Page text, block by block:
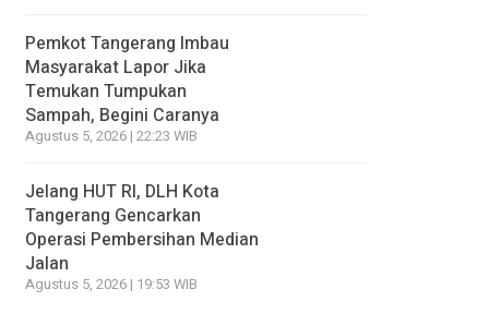
Pemkot Tangerang Imbau
Masyarakat Lapor Jika
Temukan Tumpukan
Sampah, Begini Caranya
Agustus 5, 2026 | 22:23 WIB
Jelang HUT RI, DLH Kota
Tangerang Gencarkan
Operasi Pembersihan Median
Jalan
Agustus 5, 2026 | 19:53 WIB